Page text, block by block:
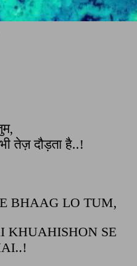
तेज़ दौड़ता है..!
BHAAG LO TUM,
KHUAHISHON SE